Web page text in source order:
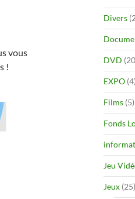
vous
!
Divers
DVD
EXPO (4)
Films (5)
Fonds
Jeu
Jeux (25)